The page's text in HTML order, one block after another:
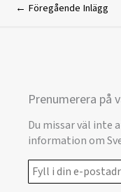
← Föregående Inlägg
Prenumerera på
Du missar väl inte
information om